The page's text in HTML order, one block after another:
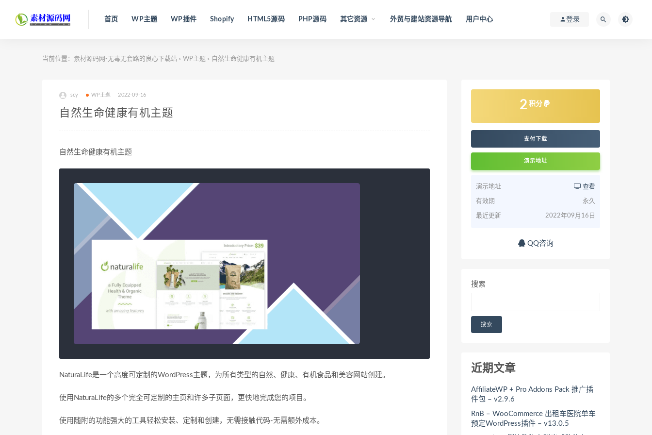
首页 WP主题 WP插件 Shopify HTML5源码 PHP源码 其它资源 外贸与建站资源导航 用户中心 登录
当前位置： 素材源码网-无毒无套路的良心下载站 > WP主题 > 自然生命健康有机主题
scy WP主题 2022-09-16
自然生命健康有机主题
自然生命健康有机主题
NaturaLife是一个高度可定制的WordPress主题，为所有类型的自然、健康、有机食品和美容网站创建。
使用NaturaLife的多个完全可定制的主页和许多子页面，更快地完成您的项目。
使用随附的功能强大的工具轻松安装、定制和创建，无需接触代码-无需额外成本。
2 积分
支付下载
演示地址
演示地址 查看
有效期 永久
最近更新 2022年09月16日
QQ咨询
搜索
搜索
近期文章
AffiliateWP + Pro Addons Pack 推广插
件包 – v2.9.6
RnB – WooCommerce 出租车医院单车
预定WordPress插件 – v13.0.5